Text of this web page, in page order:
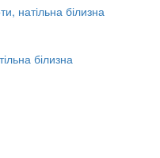
натільна білизна
білизна